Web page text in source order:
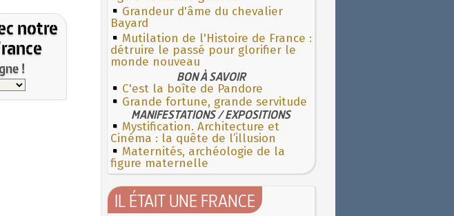
notre
!
Grandeur d'âme du chevalier
Bayard
Mutilation de l'Histoire de France :
détruire le passé pour glorifier le
monde nouveau
BON À SAVOIR
C'est la boîte de Pandore
Grande fortune, grande servitude
MANIFESTATIONS / EXPOSITIONS
Mystification. Architecture et
Cinéma : la quête de l’illusion
Maternités, archéologie de la
figure maternelle
IL ÉTAIT UNE FRANCE